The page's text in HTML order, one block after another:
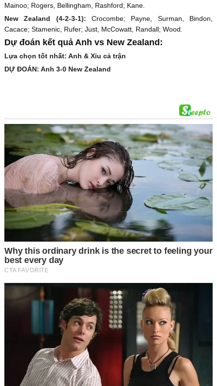
Mainoo; Rogers, Bellingham, Rashford; Kane.
New Zealand (4-2-3-1): Crocombe; Payne, Surman, Bindon,
Cacace; Stamenic, Rufer; Just, McCowatt, Randall; Wood.
Dự đoán kết quả Anh vs New Zealand:
Lựa chọn tốt nhất: Anh & Xỉu cả trận
DỰ ĐOÁN: Anh 3-0 New Zealand